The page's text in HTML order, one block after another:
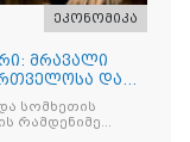
ეკონომიკა
მრავალი
და
სომხეთის
რამდენიმე